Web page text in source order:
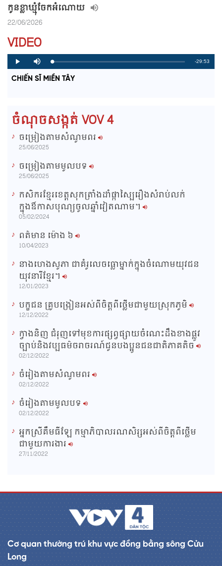
កូនខ្លាឃ្មុំចែកអំណោយ
22/06/2026
VIDEO
P
l
y
M
u
e
L
o
a
d
P
r
o
g
R
-29:53
CHIẾN SĨ MIỀN TÂY
ចំណុចសង្កត់ VOV 4
ចម្រៀងតាមសំណូមពរ
25/06/2025
ចម្រៀងតាមមូលបទ
25/06/2025
កសិករខ្មែរខេត្តសុកត្រាំងដាំផ្កាស្បៃរឿងសំរាប់លក់
ក្នុងឳកាសបុណ្យចូលឆ្នាំវៀតណាម។
05/02/2024
ពត៌មាន ម៉ោង​ ៦
10/04/2023
នាងហេងសូភា ជាគំរូលេចធ្លោម្នាក់ក្នុងចំណោមយុវជន
យុវនារីខ្មែរ។
12/01/2023
បក្ខជន គ្រូបង្រៀនអស់ពីចិត្តពីថ្លើមជាមួយស្រុកភូមិ
12/12/2022
ក្វាងនិញ ជំរុញទៅមុខការផ្សព្វផ្សាយចំណេះដឹងខាងផ្លូវ
ច្បាប់និងវប្បធម៌ចរាចរណ៍ជូនបងប្អូនជនជាតិភាគតិច
02/12/2022
ចំរៀងតាមសំណូមពរ
02/12/2022
ចំរៀងតាមមូលបទ
02/12/2022
អ្នកស្រីគឹមធីឡែ កម្មាភិបាលរណសិរ្សអស់ពីចិត្តពីថ្លើម
ជាមួយការងារ
27/11/2022
Cơ quan thường trú khu vực đồng bằng sông Cửu
Long